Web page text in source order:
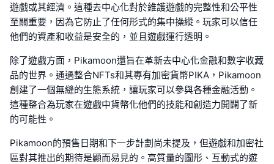
遊戲或其經濟。這種去中心化對於維護遊戲的完整性和公平性
至關重要，因為它防止了任何形式的集中操縱。玩家可以信任
他們的資產和收益是安全的，並且遊戲運行透明。
除了遊戲方面，Pikamoon還旨在革新去中心化金融和數字收藏
品的世界。通過整合NFTs和其專有加密貨幣PIKA，Pikamoon
創建了一個無縫的生態系統，讓玩家可以參與各種金融活動。
這種整合為玩家在遊戲中貨幣化他們的技能和創造力開闢了新
的可能性。
Pikamoon的預售日期和下一步計劃尚未提及，但遊戲和加密社
區對其推出的期待是顯而易見的。高質量的圖形、互動式的遊